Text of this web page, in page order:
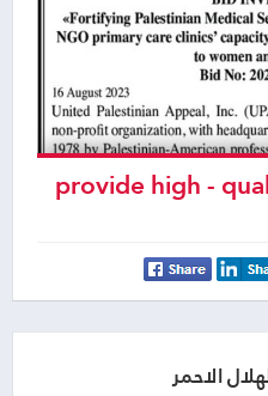
provide high -
الاحمر